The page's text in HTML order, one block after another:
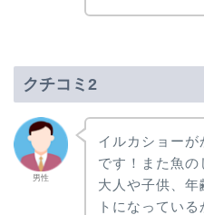
クチコミ2
男性
イルカショー
です！また魚
大人や子供、年
トになってい